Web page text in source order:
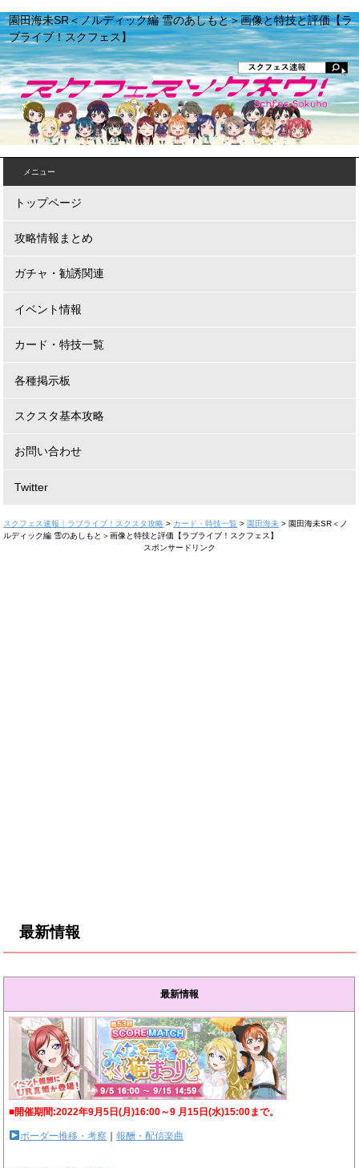
園田海未SR＜ノルディック編 雪のあしもと＞画像と特技と評価【ラ
ブライブ！スクフェス】
メニュー
トップページ
攻略情報まとめ
ガチャ・勧誘関連
イベント情報
カード・特技一覧
各種掲示板
スクスタ基本攻略
お問い合わせ
Twitter
スクフェス速報｜ラブライブ！スクスタ攻略 > カード・特技一覧 > 園田海未 > 園田海未SR＜ノ
ルディック編 雪のあしもと＞画像と特技と評価【ラブライブ！スクフェス】
スポンサードリンク
最新情報
最新情報
■開催期間:2022年9月5日(月)16:00～9 月15日(水)15:00まで。
ボーダー推移・考察 ｜報酬・配信楽曲